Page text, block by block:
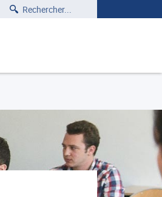
Rechercher